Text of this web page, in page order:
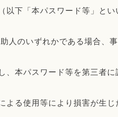
下「本パスワード等」とい
のいずれかである場合、
本パスワード等を第三者に
る使用等により損害が生